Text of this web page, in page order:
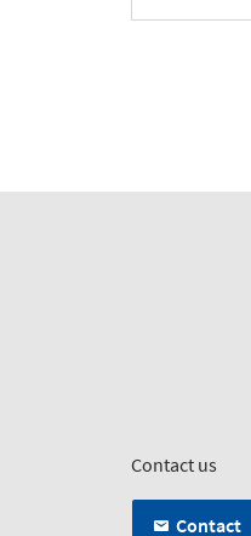
Contact us
Contact